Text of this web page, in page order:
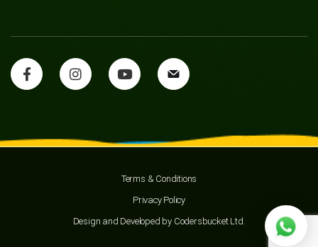
Terms & Conditions
Privacy Policy
Design and Developed by Codersbucket Ltd.